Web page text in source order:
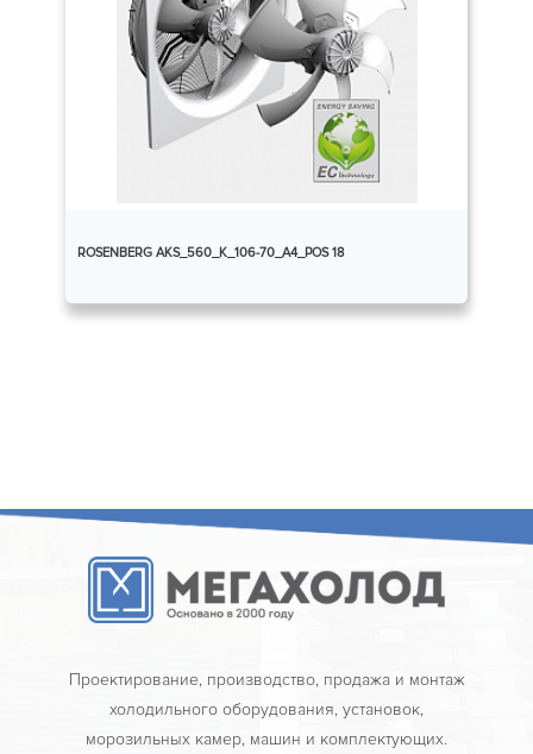
ROSENBERG AKS_560_K_106-70_A4_POS 18
Проектирование, производство, продажа и монтаж
холодильного оборудования, установок,
морозильных камер, машин и комплектующих.